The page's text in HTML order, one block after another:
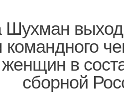
командного
в
сборной